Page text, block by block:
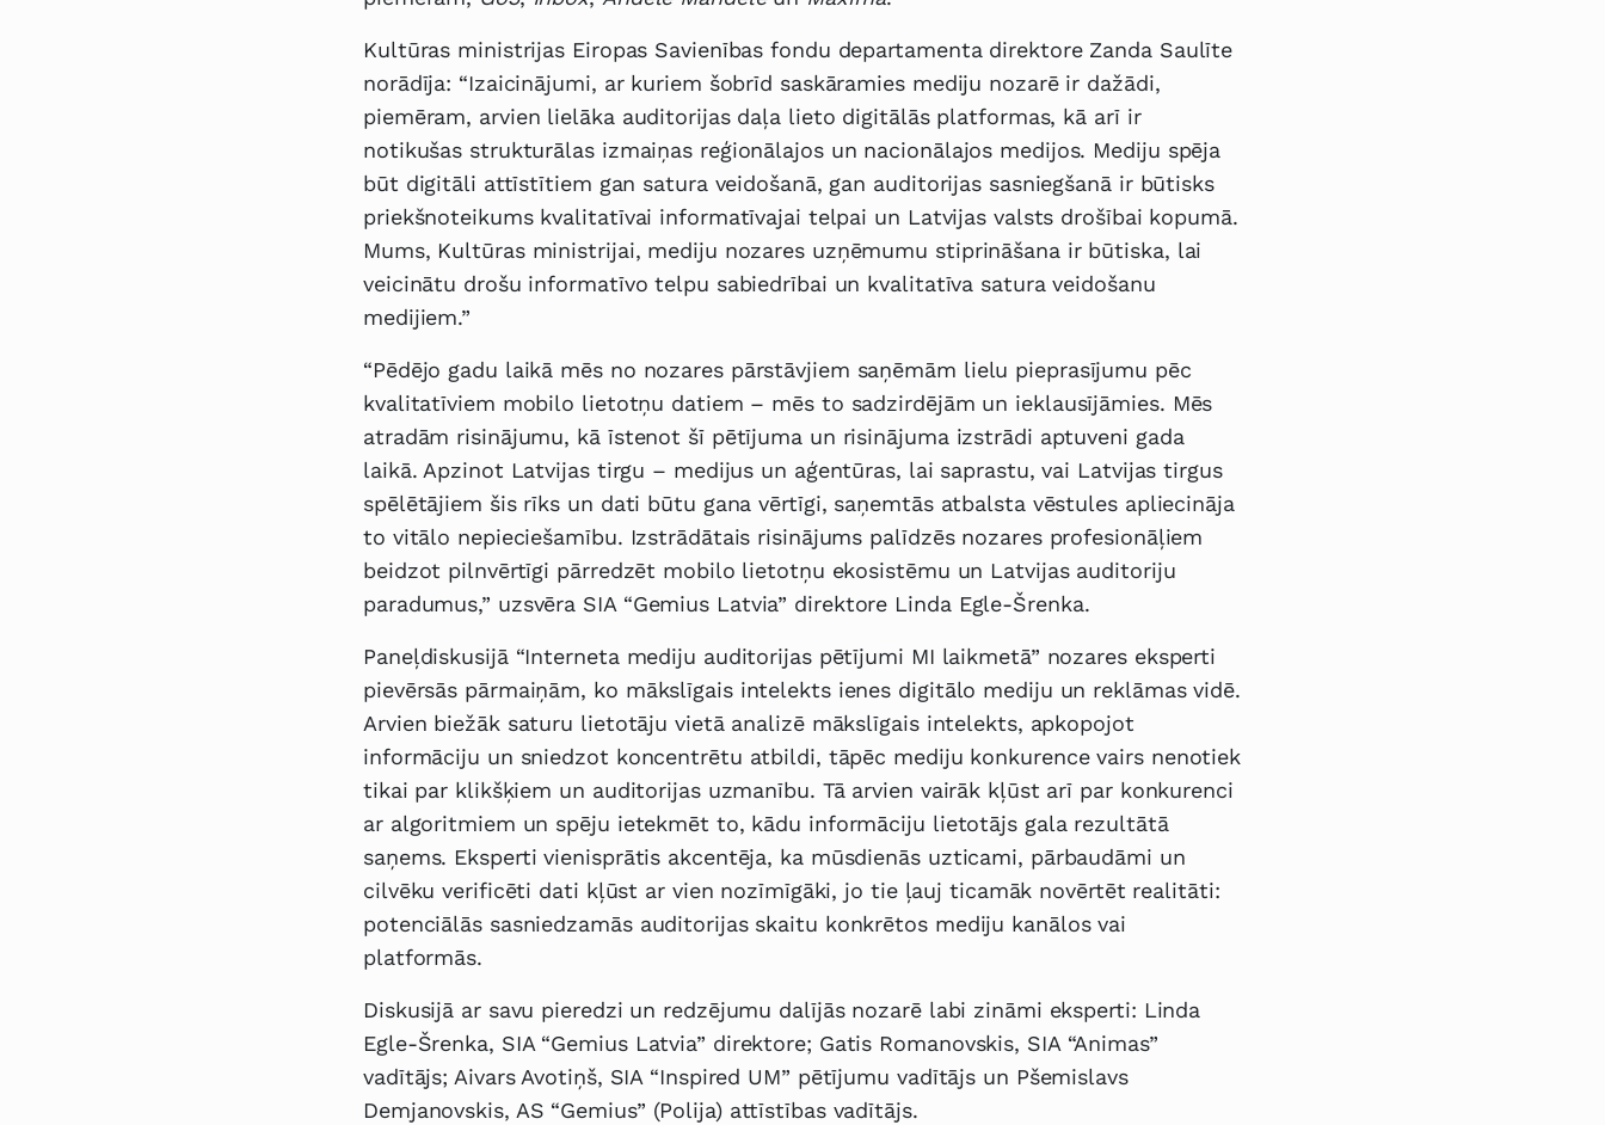
Kultūras ministrijas Eiropas Savienības fondu departamenta direktore Zanda Saulīte
norādīja: “Izaicinājumi, ar kuriem šobrīd saskāramies mediju nozarē ir dažādi,
piemēram, arvien lielāka auditorijas daļa lieto digitālās platformas, kā arī ir
notikušas strukturālas izmaiņas reģionālajos un nacionālajos medijos. Mediju spēja
būt digitāli attīstītiem gan satura veidošanā, gan auditorijas sasniegšanā ir būtisks
priekšnoteikums kvalitatīvai informatīvajai telpai un Latvijas valsts drošībai kopumā.
Mums, Kultūras ministrijai, mediju nozares uzņēmumu stiprināšana ir būtiska, lai
veicinātu drošu informatīvo telpu sabiedrībai un kvalitatīva satura veidošanu
medijiem.”
“Pēdējo gadu laikā mēs no nozares pārstāvjiem saņēmām lielu pieprasījumu pēc
kvalitatīviem mobilo lietotņu datiem – mēs to sadzirdējām un ieklausījāmies. Mēs
atradām risinājumu, kā īstenot šī pētījuma un risinājuma izstrādi aptuveni gada
laikā. Apzinot Latvijas tirgu – medijus un aģentūras, lai saprastu, vai Latvijas tirgus
spēlētājiem šis rīks un dati būtu gana vērtīgi, saņemtās atbalsta vēstules apliecināja
to vitālo nepieciešamību. Izstrādātais risinājums palīdzēs nozares profesionāļiem
beidzot pilnvērtīgi pārredzēt mobilo lietotņu ekosistēmu un Latvijas auditoriju
paradumus,” uzsvēra SIA “Gemius Latvia” direktore Linda Egle-Šrenka.
Paneļdiskusijā “Interneta mediju auditorijas pētījumi MI laikmetā” nozares eksperti
pievērsās pārmaiņām, ko mākslīgais intelekts ienes digitālo mediju un reklāmas vidē.
Arvien biežāk saturu lietotāju vietā analizē mākslīgais intelekts, apkopojot
informāciju un sniedzot koncentrētu atbildi, tāpēc mediju konkurence vairs nenotiek
tikai par klikšķiem un auditorijas uzmanību. Tā arvien vairāk kļūst arī par konkurenci
ar algoritmiem un spēju ietekmēt to, kādu informāciju lietotājs gala rezultātā
saņems. Eksperti vienisprātis akcentēja, ka mūsdienās uzticami, pārbaudāmi un
cilvēku verificēti dati kļūst ar vien nozīmīgāki, jo tie ļauj ticamāk novērtēt realitāti:
potenciālās sasniedzamās auditorijas skaitu konkrētos mediju kanālos vai
platformās.
Diskusijā ar savu pieredzi un redzējumu dalījās nozarē labi zināmi eksperti: Linda
Egle-Šrenka, SIA “Gemius Latvia” direktore; Gatis Romanovskis, SIA “Animas”
vadītājs; Aivars Avotiņš, SIA “Inspired UM” pētījumu vadītājs un Pšemislavs
Demjanovskis, AS “Gemius” (Polija) attīstības vadītājs.